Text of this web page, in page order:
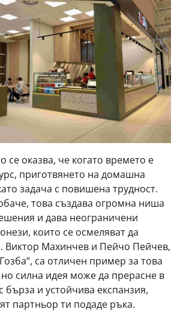
се оказва, че когато времето е
приготвянето на домашна
задача с повишена трудност.
това създава огромна ниша
и дава неограничени
които се осмеляват да
Виктор Махинчев и Пейчо Пейчев,
са отличен пример за това
силна идея може да прерасне в
бърза и устойчива експанзия,
партньор ти подаде ръка.